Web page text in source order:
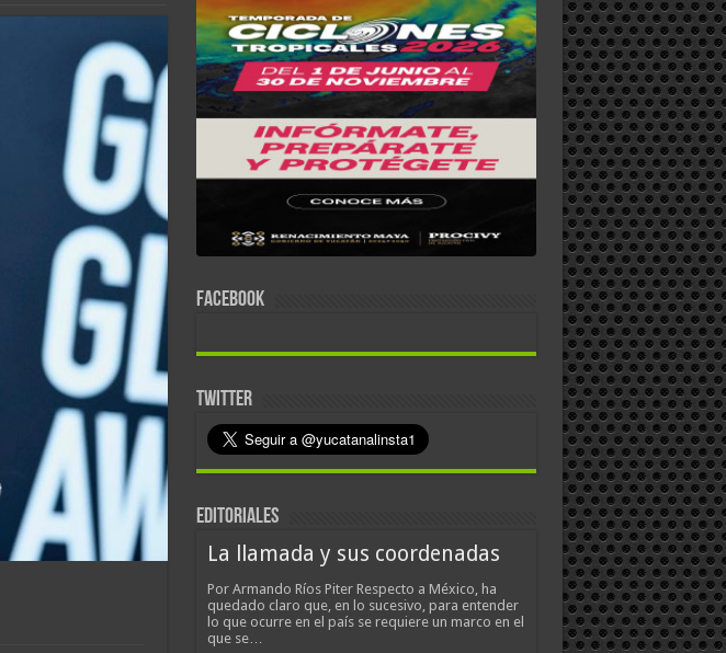
FACEBOOK
TWITTER
EDITORIALES
La llamada y sus coordenadas
Por Armando Ríos Piter Respecto a México, ha
quedado claro que, en lo sucesivo, para entender
lo que ocurre en el país se requiere un marco en el
que se…